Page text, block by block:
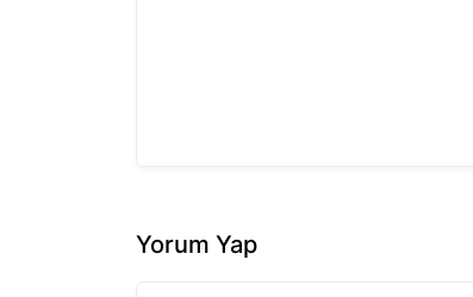
Yorum Yap